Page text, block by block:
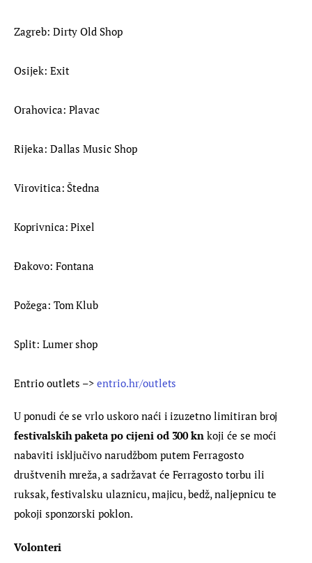
Zagreb: Dirty Old Shop
Osijek: Exit
Orahovica: Plavac
Rijeka: Dallas Music Shop
Virovitica: Štedna
Koprivnica: Pixel
Đakovo: Fontana
Požega: Tom Klub
Split: Lumer shop
Entrio outlets –> entrio.hr/outlets
U ponudi će se vrlo uskoro naći i izuzetno limitiran broj
festivalskih paketa po cijeni od 300 kn koji će se moći
nabaviti isključivo narudžbom putem Ferragosto
društvenih mreža, a sadržavat će Ferragosto torbu ili
ruksak, festivalsku ulaznicu, majicu, bedž, naljepnicu te
pokoji sponzorski poklon.
Volonteri